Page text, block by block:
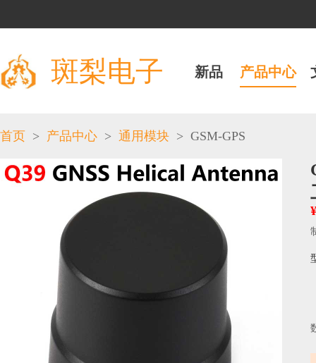
斑梨电子 新品 产品中心
首页 > 产品中心 > 通用模块 > GSM-GPS